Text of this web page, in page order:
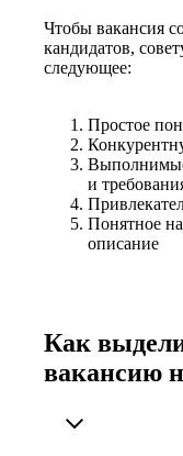
Чтобы вакансия
кандидатов,
следующее:
Простое
и
Понятное
описание
Как
вакансию